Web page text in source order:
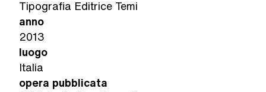
Tipografia Editrice Temi
anno
2013
luogo
Italia
opera pubblicata